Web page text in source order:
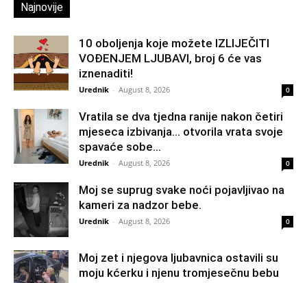
Najnovije
10 oboljenja koje možete IZLIJEČITI
VOĐENJEM LJUBAVI, broj 6 će vas
iznenaditi!
Urednik - August 8, 2026 0
Vratila se dva tjedna ranije nakon četiri
mjeseca izbivanja… otvorila vrata svoje
spavaće sobe...
Urednik - August 8, 2026 0
Moj se suprug svake noći pojavljivao na
kameri za nadzor bebe.
Urednik - August 8, 2026 0
Moj zet i njegova ljubavnica ostavili su
moju kćerku i njenu tromjesečnu bebu